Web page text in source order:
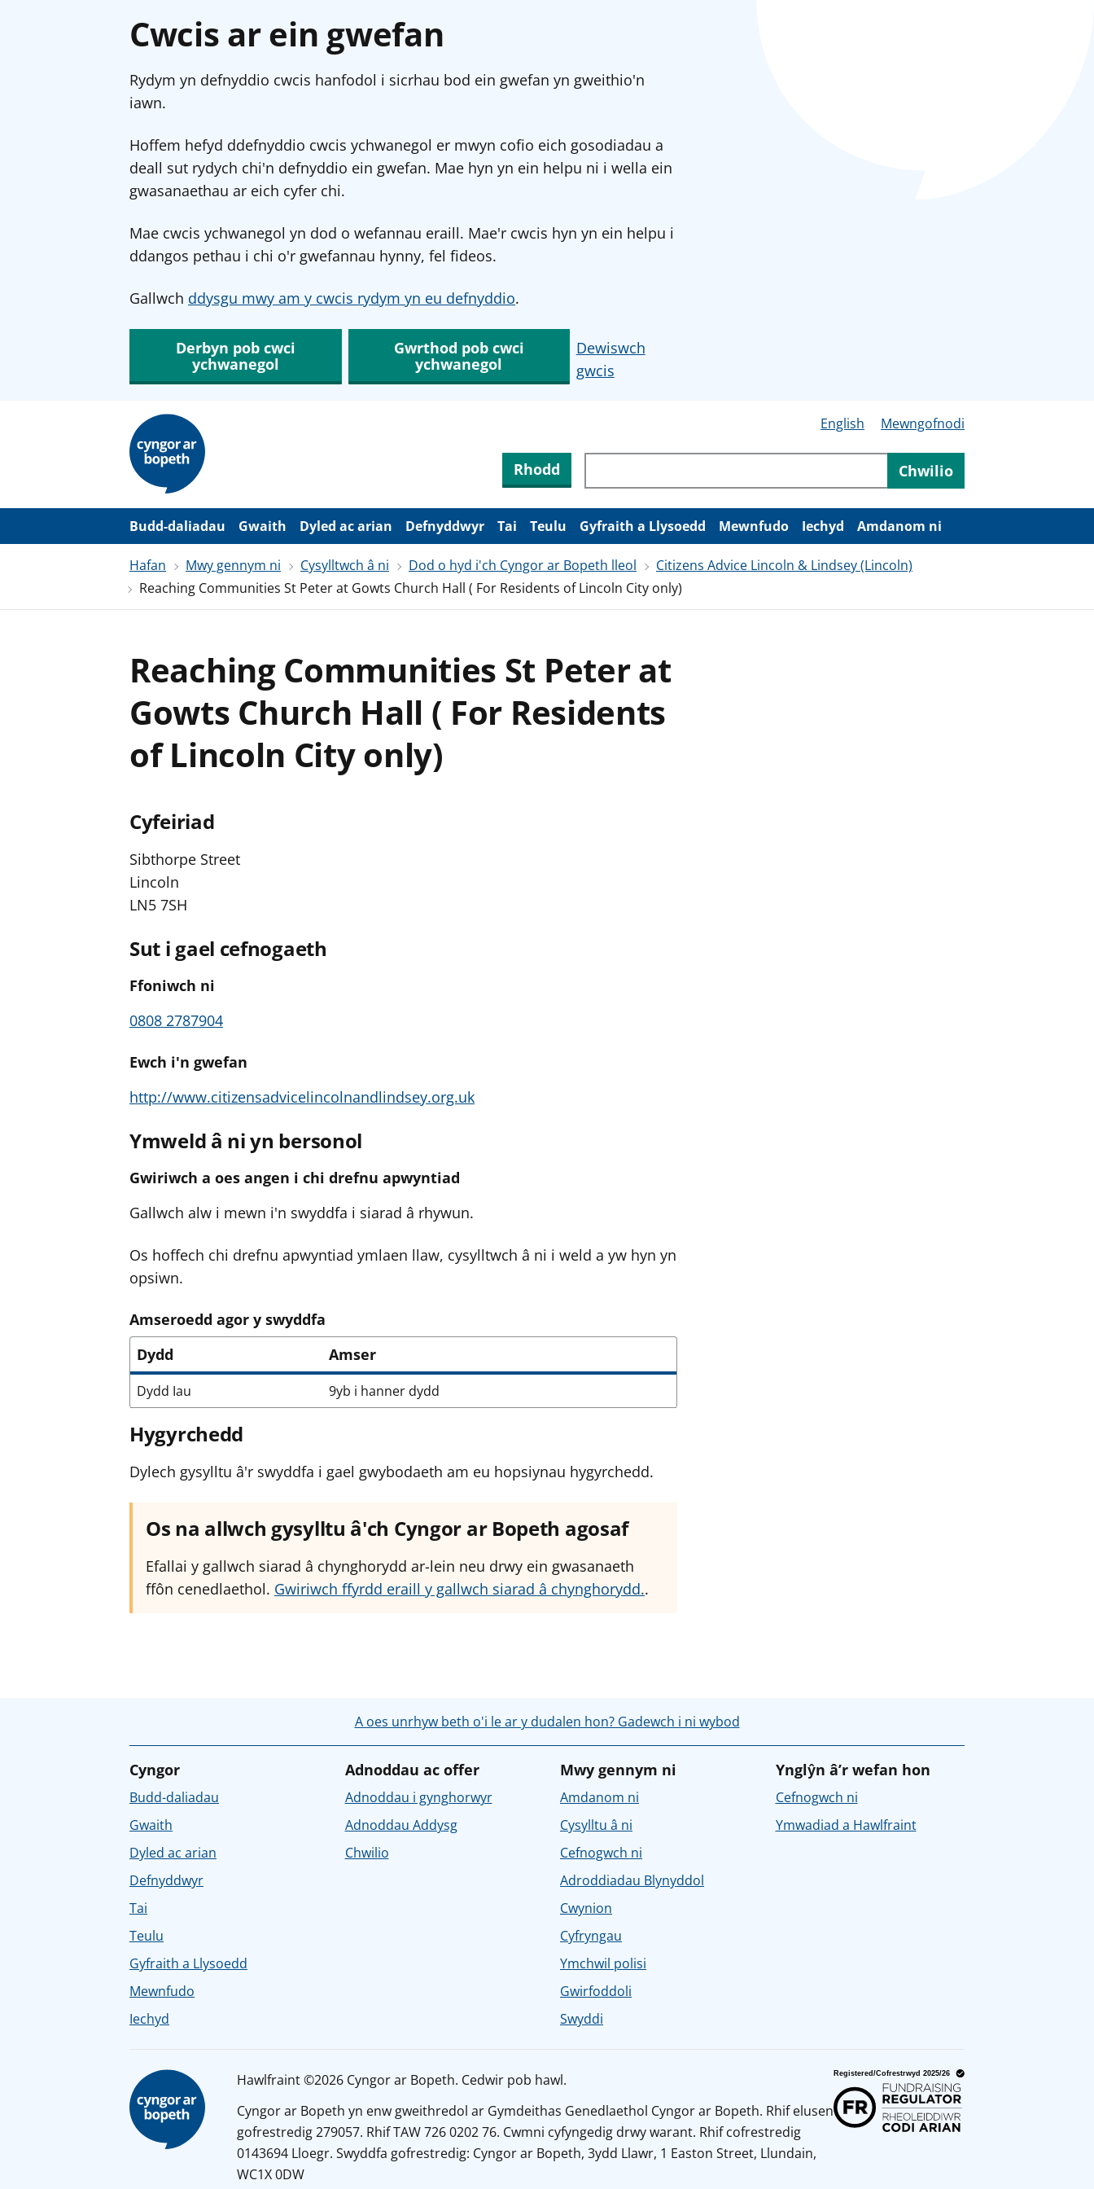
Cwcis ar ein gwefan
Rydym yn defnyddio cwcis hanfodol i sicrhau bod ein gwefan yn gweithio'n
iawn.
Hoffem hefyd ddefnyddio cwcis ychwanegol er mwyn cofio eich gosodiadau a
deall sut rydych chi'n defnyddio ein gwefan. Mae hyn yn ein helpu ni i wella ein
gwasanaethau ar eich cyfer chi.
Mae cwcis ychwanegol yn dod o wefannau eraill. Mae'r cwcis hyn yn ein helpu i
ddangos pethau i chi o'r gwefannau hynny, fel fideos.
Gallwch ddysgu mwy am y cwcis rydym yn eu defnyddio.
Derbyn pob cwci
ychwanegol
Gwrthod pob cwci
ychwanegol
Dewiswch
gwcis
i
g
English Mewngofnodi
Rhodd Chwilio
Budd-daliadau Gwaith Dyled ac arian Defnyddwyr Tai Teulu Gyfraith a Llysoedd Mewnfudo Iechyd Amdanom ni
Hafan Mwy gennym ni Cysylltwch â ni Dod o hyd i'ch Cyngor ar Bopeth lleol
Citizens Advice Lincoln & Lindsey (Lincoln)
Reaching Communities St Peter at Gowts Church Hall ( For Residents of Lincoln City only)
Reaching Communities St Peter at
Gowts Church Hall ( For Residents
of Lincoln City only)
Cyfeiriad
Sibthorpe Street
Lincoln
LN5 7SH
Sut i gael cefnogaeth
Ffoniwch ni
0808 2787904
Ewch i'n gwefan
http://www.citizensadvicelincolnandlindsey.org.uk
Ymweld â ni yn bersonol
Gwiriwch a oes angen i chi drefnu apwyntiad
Gallwch alw i mewn i'n swyddfa i siarad â rhywun.
Os hoffech chi drefnu apwyntiad ymlaen llaw, cysylltwch â ni i weld a yw hyn yn
opsiwn.
Amseroedd agor y swyddfa
Dydd
Amser
Dydd Iau 9yb i hanner dydd
Hygyrchedd
Dylech gysylltu â'r swyddfa i gael gwybodaeth am eu hopsiynau hygyrchedd.
Os na allwch gysylltu â'ch Cyngor ar Bopeth agosaf
Efallai y gallwch siarad â chynghorydd ar-lein neu drwy ein gwasanaeth
ffôn cenedlaethol. Gwiriwch ffyrdd eraill y gallwch siarad â chynghorydd..
A oes unrhyw beth o'i le ar y dudalen hon? Gadewch i ni wybod
Cyngor
Budd-daliadau
Gwaith
Dyled ac arian
Defnyddwyr
Tai
Teulu
Gyfraith a Llysoedd
Mewnfudo
Iechyd
Adnoddau ac offer
Adnoddau i gynghorwyr
Adnoddau Addysg
Chwilio
Mwy gennym ni
Amdanom ni
Cysylltu â ni
Cefnogwch ni
Adroddiadau Blynyddol
Cwynion
Cyfryngau
Ymchwil polisi
Gwirfoddoli
Swyddi
Ynglŷn â’r wefan hon
Cefnogwch ni
Ymwadiad a Hawlfraint
Hawlfraint ©2026 Cyngor ar Bopeth. Cedwir pob hawl.
Cyngor ar Bopeth yn enw gweithredol ar Gymdeithas Genedlaethol Cyngor ar Bopeth. Rhif elusen
gofrestredig 279057. Rhif TAW 726 0202 76. Cwmni cyfyngedig drwy warant. Rhif cofrestredig
0143694 Lloegr. Swyddfa gofrestredig: Cyngor ar Bopeth, 3ydd Llawr, 1 Easton Street, Llundain,
WC1X 0DW